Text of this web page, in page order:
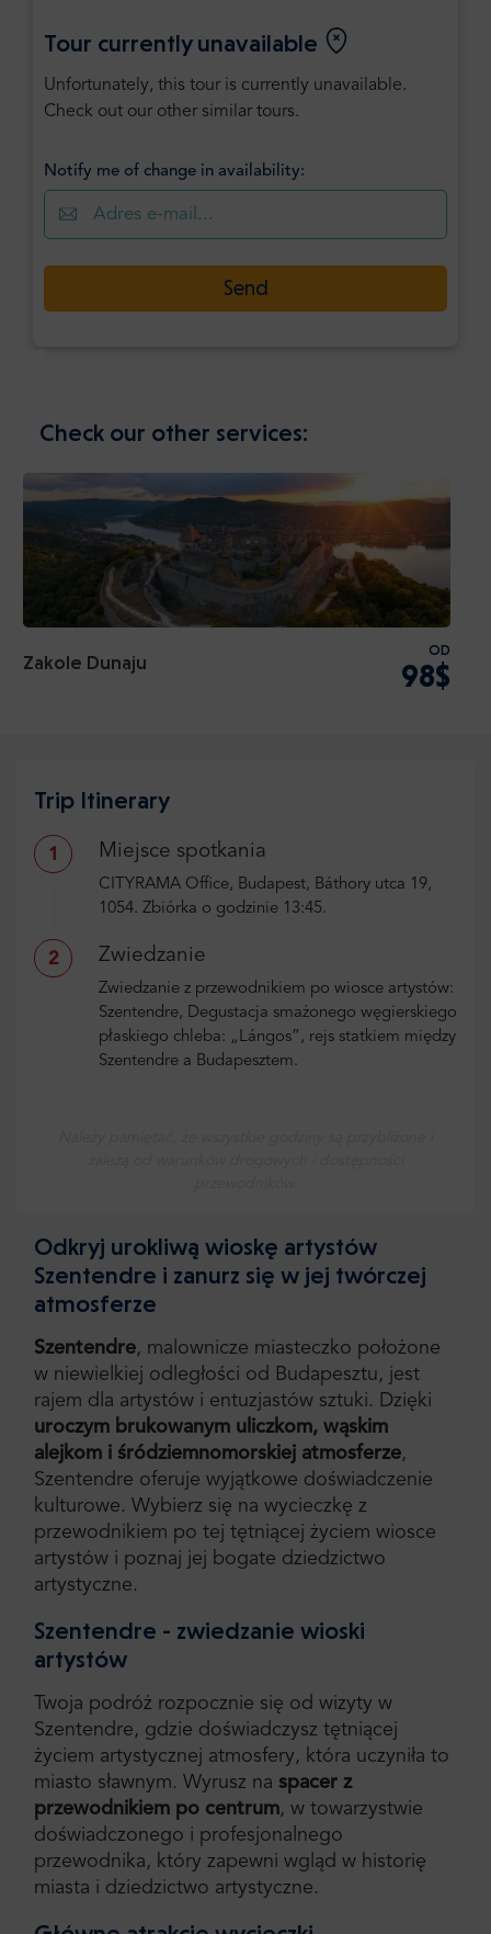
Tour currently unavailable
Unfortunately, this tour is currently unavailable.
Check out our other similar tours.
Notify me of change in availability:
Send
Check our other services:
Zakole Dunaju
OD
98$
Trip Itinerary
1 Miejsce spotkania
CITYRAMA Office, Budapest, Báthory utca 19,
1054. Zbiórka o godzinie 13:45.
2 Zwiedzanie
Zwiedzanie z przewodnikiem po wiosce artystów:
Szentendre, Degustacja smażonego węgierskiego
płaskiego chleba: „Lángos”, rejs statkiem między
Szentendre a Budapesztem.
Odkryj urokliwą wioskę artystów
Szentendre i zanurz się w jej twórczej
atmosferze
Szentendre, malownicze miasteczko położone
w niewielkiej odległości od Budapesztu, jest
rajem dla artystów i entuzjastów sztuki. Dzięki
uroczym brukowanym uliczkom, wąskim
alejkom i śródziemnomorskiej atmosferze,
Szentendre oferuje wyjątkowe doświadczenie
kulturowe. Wybierz się na wycieczkę z
przewodnikiem po tej tętniącej życiem wiosce
artystów i poznaj jej bogate dziedzictwo
artystyczne.
Szentendre - zwiedzanie wioski
artystów
Twoja podróż rozpocznie się od wizyty w
Szentendre, gdzie doświadczysz tętniącej
życiem artystycznej atmosfery, która uczyniła to
miasto sławnym. Wyrusz na spacer z
przewodnikiem po centrum, w towarzystwie
doświadczonego i profesjonalnego
przewodnika, który zapewni wgląd w historię
miasta i dziedzictwo artystyczne.